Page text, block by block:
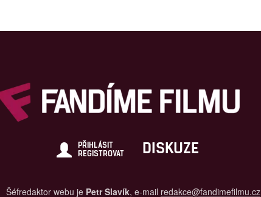
PŘIHLÁSIT
REGISTROVAT
DISKUZE
Šéfredaktor webu je Petr Slavík, e-mail redakce@fandimefilmu.cz